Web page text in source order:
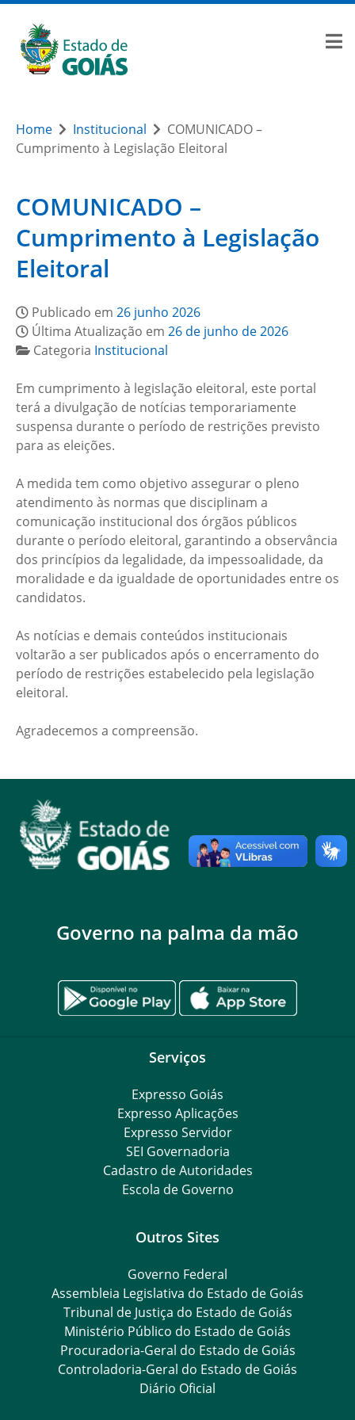
Home Institucional
COMUNICADO –
Cumprimento à Legislação Eleitoral
COMUNICADO –
Cumprimento à Legislação
Eleitoral
Publicado em 26 junho 2026
Última Atualização em 26 de junho de 2026
Categoria Institucional
Em cumprimento à legislação eleitoral, este portal
terá a divulgação de notícias temporariamente
suspensa durante o período de restrições previsto
para as eleições.
A medida tem como objetivo assegurar o pleno
atendimento às normas que disciplinam a
comunicação institucional dos órgãos públicos
durante o período eleitoral, garantindo a observância
dos princípios da legalidade, da impessoalidade, da
moralidade e da igualdade de oportunidades entre os
candidatos.
As notícias e demais conteúdos institucionais
voltarão a ser publicados após o encerramento do
período de restrições estabelecido pela legislação
eleitoral.
Agradecemos a compreensão.
Governo na palma da mão
Serviços
Expresso Goiás
Expresso Aplicações
Expresso Servidor
SEI Governadoria
Cadastro de Autoridades
Escola de Governo
Outros Sites
Governo Federal
Assembleia Legislativa do Estado de Goiás
Tribunal de Justiça do Estado de Goiás
Ministério Público do Estado de Goiás
Procuradoria-Geral do Estado de Goiás
Controladoria-Geral do Estado de Goiás
Diário Oficial